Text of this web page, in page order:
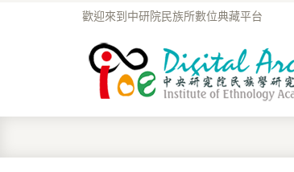
歡迎來到中研院民族所數位典藏平台